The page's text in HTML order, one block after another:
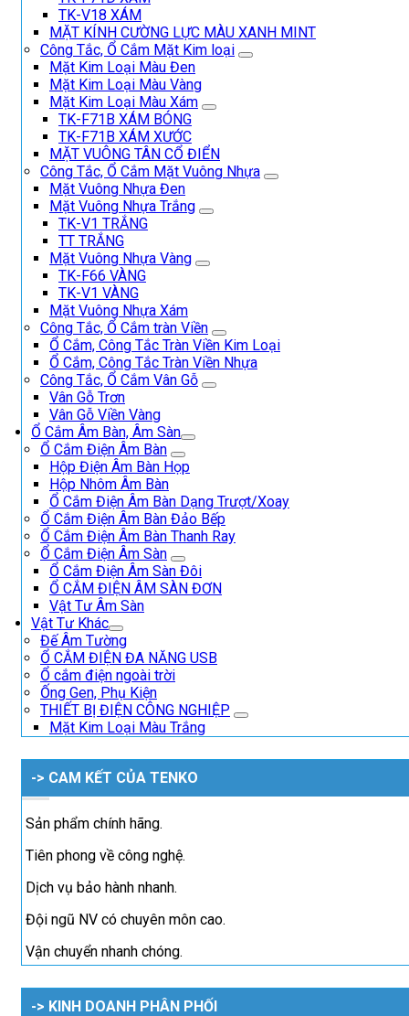
TK-V18 XÁM
MẶT KÍNH CƯỜNG LỰC MÀU XANH MINT
Công Tắc, Ổ Cắm Mặt Kim loại
Mặt Kim Loại Màu Đen
Mặt Kim Loại Màu Vàng
Mặt Kim Loại Màu Xám
TK-F71B XÁM BÓNG
TK-F71B XÁM XƯỚC
MẶT VUÔNG TÂN CỔ ĐIỂN
Công Tắc, Ổ Cắm Mặt Vuông Nhựa
Mặt Vuông Nhựa Đen
Mặt Vuông Nhựa Trắng
TK-V1 TRẮNG
TT TRẮNG
Mặt Vuông Nhựa Vàng
TK-F66 VÀNG
TK-V1 VÀNG
Mặt Vuông Nhựa Xám
Công Tắc, Ổ Cắm tràn Viền
Ổ Cắm, Công Tắc Tràn Viền Kim Loại
Ổ Cắm, Công Tắc Tràn Viền Nhựa
Công Tắc, Ổ Cắm Vân Gỗ
Vân Gỗ Trơn
Vân Gỗ Viền Vàng
Ổ Cắm Âm Bàn, Âm Sàn
Ổ Cắm Điện Âm Bàn
Hộp Điện Âm Bàn Họp
Hộp Nhôm Âm Bàn
Ổ Cắm Điện Âm Bàn Dạng Trượt/Xoay
Ổ Cắm Điện Âm Bàn Đảo Bếp
Ổ Cắm Điện Âm Bàn Thanh Ray
Ổ Cắm Điện Âm Sàn
Ổ Cắm Điện Âm Sàn Đôi
Ổ CẮM ĐIỆN ÂM SÀN ĐƠN
Vật Tư Âm Sàn
Vật Tư Khác
Đế Âm Tường
Ổ CẮM ĐIỆN ĐA NĂNG USB
Ổ cắm điện ngoài trời
Ống Gen, Phụ Kiện
THIẾT BỊ ĐIỆN CÔNG NGHIỆP
Mặt Kim Loại Màu Trắng
-> CAM KẾT CỦA TENKO
Sản phẩm chính hãng.
Tiên phong về công nghệ.
Dịch vụ bảo hành nhanh.
Đội ngũ NV có chuyên môn cao.
Vận chuyển nhanh chóng.
-> KINH DOANH PHÂN PHỐI